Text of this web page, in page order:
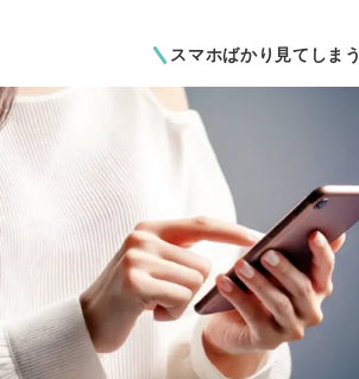
スマホばかり見てしまう